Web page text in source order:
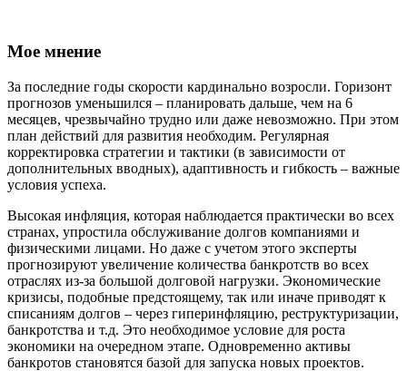
Мое мнение
За последние годы скорости кардинально возросли. Горизонт
прогнозов уменьшился – планировать дальше, чем на 6
месяцев, чрезвычайно трудно или даже невозможно. При этом
план действий для развития необходим. Регулярная
корректировка стратегии и тактики (в зависимости от
дополнительных вводных), адаптивность и гибкость – важные
условия успеха.
Высокая инфляция, которая наблюдается практически во всех
странах, упростила обслуживание долгов компаниями и
физическими лицами. Но даже с учетом этого эксперты
прогнозируют увеличение количества банкротств во всех
отраслях из-за большой долговой нагрузки. Экономические
кризисы, подобные предстоящему, так или иначе приводят к
списаниям долгов – через гиперинфляцию, реструктуризации,
банкротства и т.д. Это необходимое условие для роста
экономики на очередном этапе. Одновременно активы
банкротов становятся базой для запуска новых проектов.